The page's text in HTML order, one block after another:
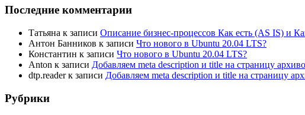
Последние комментарии
Татьяна к записи Описание бизнес-процессов Как есть (AS IS) и
Антон Банников к записи Что нового в Ubuntu 20.04 LTS?
Константин к записи Что нового в Ubuntu 20.04 LTS?
Anton к записи Добавляем meta description и title на страницу
dtp.readerк записи Добавляем meta description и title на страницу
Рубрики